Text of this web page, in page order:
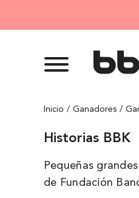
Inicio Ganadores
Historias BBK
Pequeñas
de Fundación